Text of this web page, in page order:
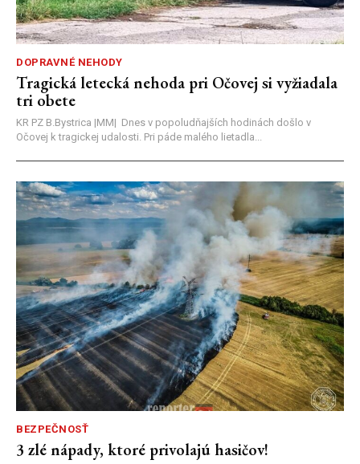
DOPRAVNÉ NEHODY
Tragická letecká nehoda pri Očovej si vyžiadala
tri obete
KR PZ B.Bystrica |MM| Dnes v popoludňajších hodinách došlo v
Očovej k tragickej udalosti. Pri páde malého lietadla...
BEZPEČNOSŤ
3 zlé nápady, ktoré privolajú hasičov!